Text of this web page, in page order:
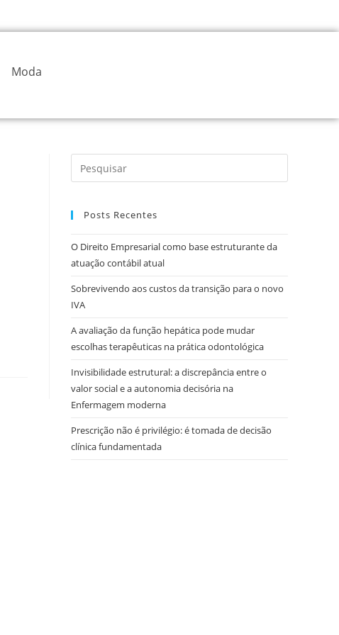
Moda
Posts Recentes
O Direito Empresarial como base estruturante da
atuação contábil atual
Sobrevivendo aos custos da transição para o novo
IVA
A avaliação da função hepática pode mudar
escolhas terapêuticas na prática odontológica
Invisibilidade estrutural: a discrepância entre o
valor social e a autonomia decisória na
Enfermagem moderna
Prescrição não é privilégio: é tomada de decisão
clínica fundamentada